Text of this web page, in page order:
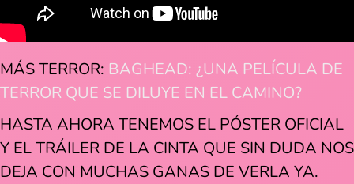
MÁS TERROR: BAGHEAD: ¿UNA PELÍCULA DE
TERROR QUE SE DILUYE EN EL CAMINO?
HASTA AHORA TENEMOS EL PÓSTER OFICIAL
Y EL TRÁILER DE LA CINTA QUE SIN DUDA NOS
DEJA CON MUCHAS GANAS DE VERLA YA.